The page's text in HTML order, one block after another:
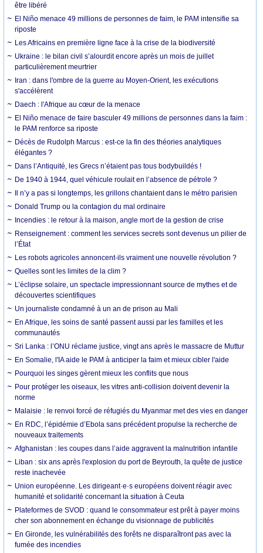
être libéré
El Niño menace 49 millions de personnes de faim, le PAM intensifie sa
riposte
Les Africains en première ligne face à la crise de la biodiversité
Ukraine : le bilan civil s’alourdit encore après un mois de juillet
particulièrement meurtrier
Iran : dans l'ombre de la guerre au Moyen-Orient, les exécutions
s'accélèrent
Daech : l'Afrique au cœur de la menace
El Niño menace de faire basculer 49 millions de personnes dans la faim :
le PAM renforce sa riposte
Décès de Rudolph Marcus : est-ce la fin des théories analytiques
élégantes ?
Dans l’Antiquité, les Grecs n’étaient pas tous bodybuildés !
De 1940 à 1944, quel véhicule roulait en l’absence de pétrole ?
Il n’y a pas si longtemps, les grillons chantaient dans le métro parisien
Donald Trump ou la contagion du mal ordinaire
Incendies : le retour à la maison, angle mort de la gestion de crise
Renseignement : comment les services secrets sont devenus un pilier de
l’État
Les robots agricoles annoncent-ils vraiment une nouvelle révolution ?
Quelles sont les limites de la clim ?
L’éclipse solaire, un spectacle impressionnant source de mythes et de
découvertes scientifiques
Un journaliste condamné à un an de prison au Mali
En Afrique, les soins de santé passent aussi par les familles et les
communautés
Sri Lanka : l’ONU réclame justice, vingt ans après le massacre de Muttur
En Somalie, l'IA aide le PAM à anticiper la faim et mieux cibler l'aide
Pourquoi les singes gèrent mieux les conflits que nous
Pour protéger les oiseaux, les vitres anti-collision doivent devenir la
norme
Malaisie : le renvoi forcé de réfugiés du Myanmar met des vies en danger
En RDC, l’épidémie d’Ebola sans précédent propulse la recherche de
nouveaux traitements
Afghanistan : les coupes dans l’aide aggravent la malnutrition infantile
Liban : six ans après l'explosion du port de Beyrouth, la quête de justice
reste inachevée
Union européenne. Les dirigeant·e·s européens doivent réagir avec
humanité et solidarité concernant la situation à Ceuta
Plateformes de SVOD : quand le consommateur est prêt à payer moins
cher son abonnement en échange du visionnage de publicités
En Gironde, les vulnérabilités des forêts ne disparaîtront pas avec la
fumée des incendies